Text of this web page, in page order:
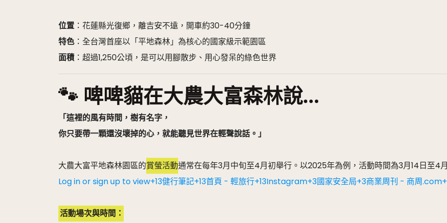
位置 ：花蓮縣光復鄉，離吉安不遠，開車約30-40分鐘
特色 ：全台灣首座以「平地森林」為核心的國家級示範園區
面積 ：超過1,250公頃，是可以用腳散步、用心發呆的綠色世界
🐾 啤啤貓在大農大富森林說...
「這裡的風有時間，樹有名字，
你只要帶一顆還沒壞掉的心，就能聽見世界在輕聲說話。」
​大農大富平地森林園區的賞螢活動通常在每年3月中旬至4月初舉行。​以2025年為例，活動時間為3月14日至4月
Log in or sign up to view+13健行筆記+13首頁 - 輕旅行+13Instagram+3國家安全局+3商業周刊 - 商周
活動場次與時間：